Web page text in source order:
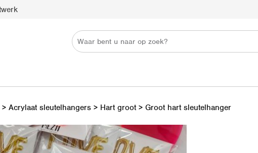
> Acrylaat sleutelhangers > Hart groot> Groot hart sleutelhanger